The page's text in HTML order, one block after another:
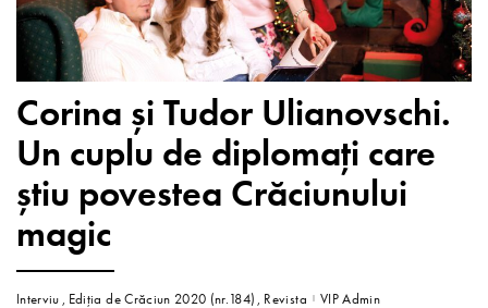
Corina și Tudor Ulianovschi.
Un cuplu de diplomați care
știu povestea Crăciunului
magic
Interviu Ediția de Crăciun 2020 (nr.184) Revista
VIP Admin